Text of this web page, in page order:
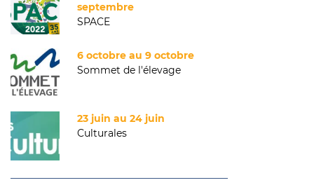
septembre
SPACE
6 octobre au 9 octobre
Sommet de l'élevage
23 juin au 24 juin
Culturales